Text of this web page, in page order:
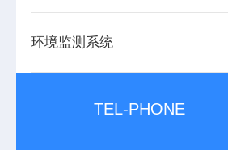
环境监测系统
TEL-PHONE